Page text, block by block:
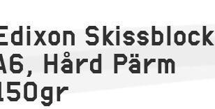
Skissblock
Hård Pärm